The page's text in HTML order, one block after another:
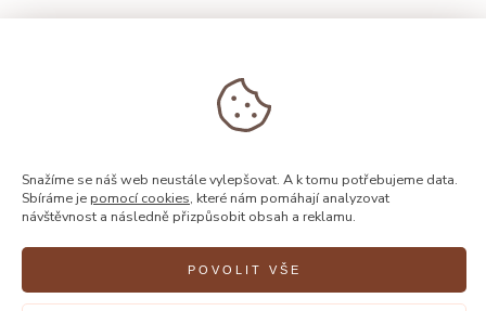
© 2026, Rýdl
Snažíme se náš web neustále vylepšovat. A k tomu potřebujeme data.
Sbíráme je pomocí cookies, které nám pomáhají analyzovat
návštěvnost a následně přizpůsobit obsah a reklamu.
POVOLIT VŠE